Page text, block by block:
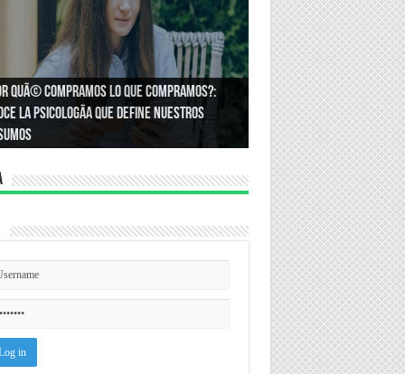
podemos asegurar un espacio de
en el trabajo?
quÃ© compramos lo que compramos?:
la psicologÃ­a que define nuestros